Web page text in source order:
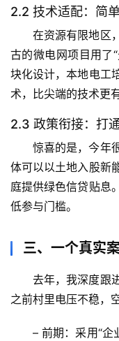
列
表
然
物
人
体
秘
史
2.2 技术适配：简
在资源有限地区
古的微电网项目用了
块化设计，本地电工
术，比尖端的技术更
2.3 政策衔接：打
惊喜的是，今年
体可以以土地入股新
庭提供绿色信贷贴息
低参与门槛。
三、一个真实
去年，我深度跟
之前村里电压不稳，
– 前期 ：采用“企